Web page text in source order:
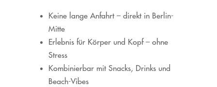
Keine lange Anfahrt – direkt in Berlin-
Mitte
Erlebnis für Körper und Kopf – ohne
Stress
Kombinierbar mit Snacks, Drinks und
Beach-Vibes